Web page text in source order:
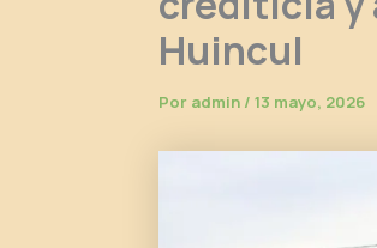
Huincul
Por admin / 13 mayo, 2026